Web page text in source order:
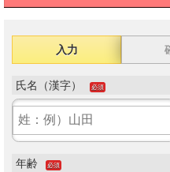
入力
氏名（漢字） 必須
年齢 必須